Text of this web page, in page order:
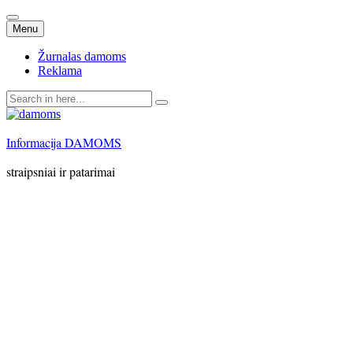
Menu Skip
to
content
Žurnalas damoms
Reklama
Search
for:
Informacija DAMOMS
straipsniai ir patarimai